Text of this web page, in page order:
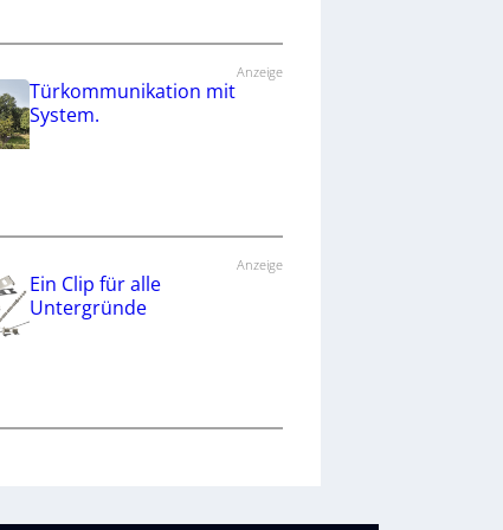
Anzeige
Türkommunikation mit
System.
Anzeige
Ein Clip für alle
Untergründe